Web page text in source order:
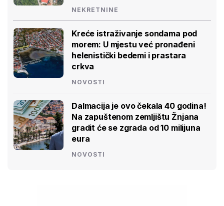
NEKRETNINE
Kreće istraživanje sondama pod
morem: U mjestu već pronađeni
helenistički bedemi i prastara
crkva
NOVOSTI
Dalmacija je ovo čekala 40 godina!
Na zapuštenom zemljištu Žnjana
gradit će se zgrada od 10 milijuna
eura
NOVOSTI